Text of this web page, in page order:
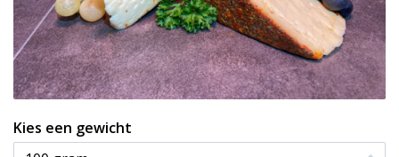
Kies een gewicht